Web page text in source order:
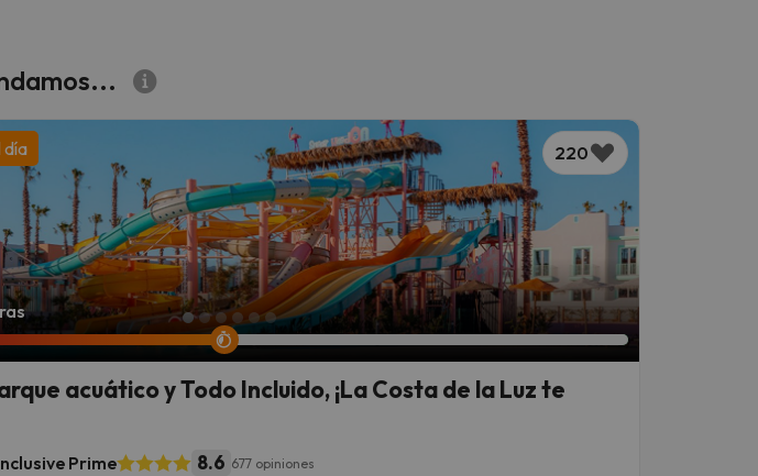
día 220
acuático y Todo Incluido, ¡La Costa de la Luz te
Prime 8.6 677 opiniones